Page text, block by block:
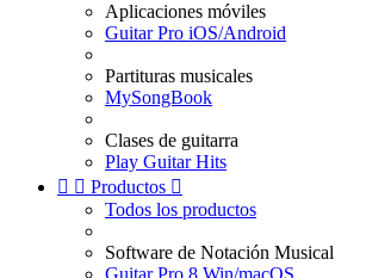
Aplicaciones móviles
Guitar Pro iOS/Android
Partituras musicales
MySongBook
Clases de guitarra
Play Guitar Hits
  Productos 
Todos los productos
Software de Notación Musical
Guitar Pro 8 Win/macOS